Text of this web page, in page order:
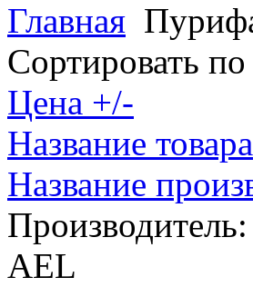
Главная
Сортировать по
Цена +/-
Название товара
Название
Производитель:
AEL